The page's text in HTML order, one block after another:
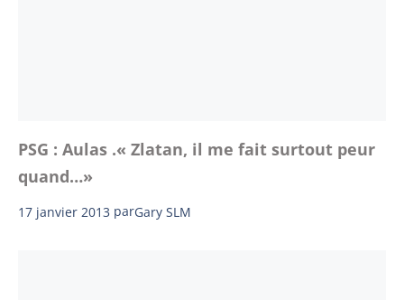
PSG : Aulas .« Zlatan, il me fait surtout peur
quand…»
17 janvier 2013 parGary SLM